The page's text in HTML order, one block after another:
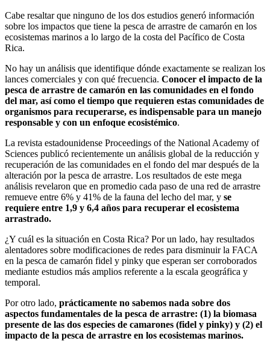
Cabe resaltar que ninguno de los dos estudios generó información
sobre los impactos que tiene la pesca de arrastre de camarón en los
ecosistemas marinos a lo largo de la costa del Pacífico de Costa
Rica.
No hay un análisis que identifique dónde exactamente se realizan los
lances comerciales y con qué frecuencia. Conocer el impacto de la
pesca de arrastre de camarón en las comunidades en el fondo
del mar, así como el tiempo que requieren estas comunidades de
organismos para recuperarse, es indispensable para un manejo
responsable y con un enfoque ecosistémico.
La revista estadounidense Proceedings of the National Academy of
Sciences publicó recientemente un análisis global de la reducción y
recuperación de las comunidades en el fondo del mar después de la
alteración por la pesca de arrastre. Los resultados de este mega
análisis revelaron que en promedio cada paso de una red de arrastre
remueve entre 6% y 41% de la fauna del lecho del mar, y se
requiere entre 1,9 y 6,4 años para recuperar el ecosistema
arrastrado.
¿Y cuál es la situación en Costa Rica? Por un lado, hay resultados
alentadores sobre modificaciones de redes para disminuir la FACA
en la pesca de camarón fidel y pinky que esperan ser corroborados
mediante estudios más amplios referente a la escala geográfica y
temporal.
Por otro lado, prácticamente no sabemos nada sobre dos
aspectos fundamentales de la pesca de arrastre: (1) la biomasa
presente de las dos especies de camarones (fidel y pinky) y (2) el
impacto de la pesca de arrastre en los ecosistemas marinos.